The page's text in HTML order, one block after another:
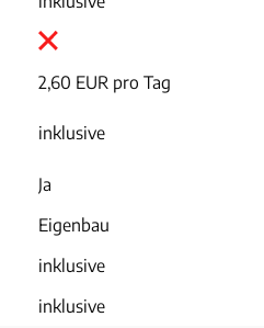
2,60 EUR pro Tag
inklusive
Ja
Eigenbau
inklusive
inklusive